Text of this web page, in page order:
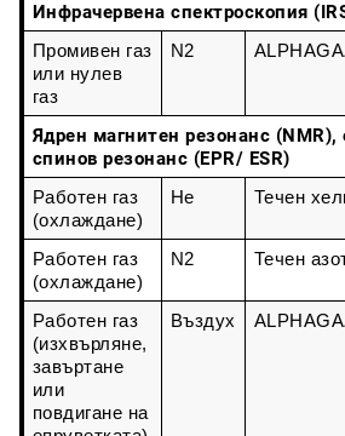
Инфрачервена спектроскопия
Промивен газ
или нулев
газ
N2
Ядрен магнитен резонанс (NMR),
спинов резонанс (EPR/ ESR)
Работен газ
(охлаждане)
He Течен
Работен газ
(охлаждане)
N2 Течен
Работен газ
(изхвърляне,
завъртане
или
повдигане на
Въздух